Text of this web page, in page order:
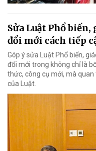
Sửa Luật Phổ
đổi mới cách tiếp
Góp ý sửa Luật Phổ biến,
đổi mới trong không chỉ là
thức, công cụ mới, mà
của Luật.